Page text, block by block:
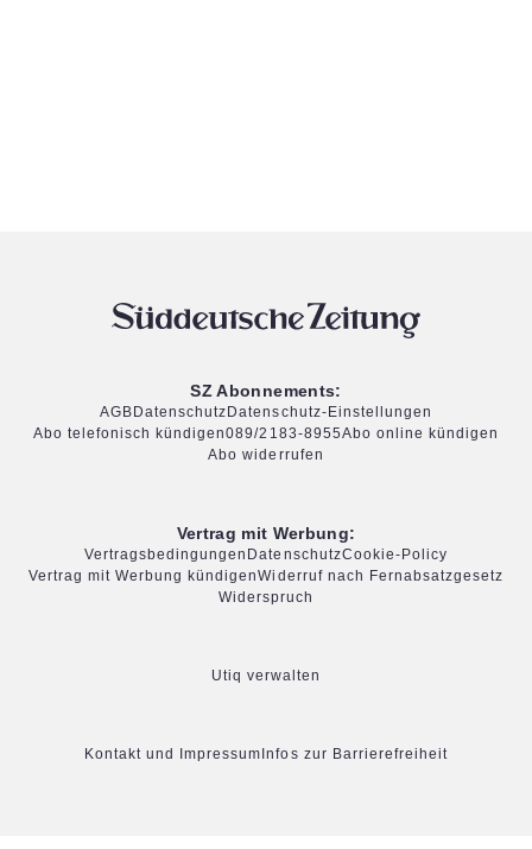
SZ Abonnements:
AGB Datenschutz Datenschutz-Einstellungen
Abo telefonisch kündigen089/2183-8955Abo online kündigen
Abo widerrufen
Vertrag mit Werbung:
Vertragsbedingungen DatenschutzCookie-Policy
Vertrag mit Werbung kündigenWiderruf nach Fernabsatzgesetz
Widerspruch
Utiq verwalten
Kontakt und Impressum Infos zur Barrierefreiheit